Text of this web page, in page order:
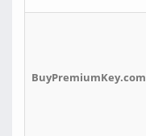
BuyPremiumKey.com